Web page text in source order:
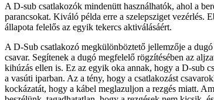
A D-sub csatlakozók mindenütt használhatók, ahol a
parancsokat. Kiváló példa erre a szelepsziget vezérlés.
állapota felelős az egyik tekercs aktiválásáért.
A D-Sub csatlakozó megkülönböztető jellemzője a
csavar. Segítenek a dugó megfelelő rögzítésében az
kihúzás ellen is. Ez az egyik oka annak, hogy a D-sub
a vasúti iparban. Az a tény, hogy a csatlakozást
kockázatát, hogy a kábel meglazuljon a rezgés miatt.